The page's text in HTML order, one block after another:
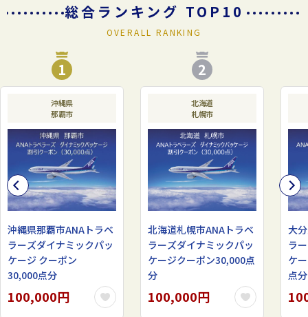
総合ランキング TOP10
OVERALL RANKING
沖縄県
那覇市
1
沖縄県那覇市ANAトラベ
ラーズダイナミックパッ
ケージ クーポン
30,000点分
100,000円
北海道
札幌市
2
北海道札幌市ANAトラベ
ラーズダイナミックパッ
ケージクーポン30,000点
分
100,000円
大
ラ
ケ
点分